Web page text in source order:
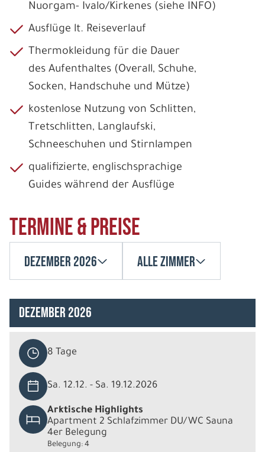
Nuorgam- Ivalo/Kirkenes (siehe INFO)
Ausflüge lt. Reiseverlauf
Thermokleidung für die Dauer
des Aufenthaltes (Overall, Schuhe,
Socken, Handschuhe und Mütze)
kostenlose Nutzung von Schlitten,
Tretschlitten, Langlaufski,
Schneeschuhen und Stirnlampen
qualifizierte, englischsprachige
Guides während der Ausflüge
Termine & Preise
Dezember 2026 Alle Zimmer
Dezember 2026
8 Tage
Sa. 12.12. - Sa. 19.12.2026
Arktische Highlights
Apartment 2 Schlafzimmer DU/WC Sauna
4er Belegung
Belegung: 4